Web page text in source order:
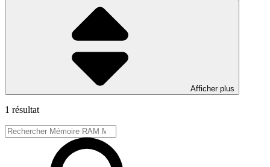
Afficher plus
1 résultat